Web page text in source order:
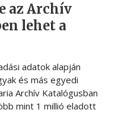
az Archív
lehet a
adatok alapján
és más egyedi
Archív Katalógusban
mint 1 millió eladott